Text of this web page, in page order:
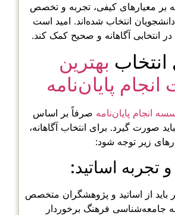
بر معیارهای کیفی، تجربه و تخصص
انتخاب شده‌اند. امید است
در انتخابی آگاهانه و صحیح کمک کند.
انتخاب بهترین
پایان‌نامه
انجام پایان‌نامه صرفاً بر اساس
صورت گیرد. برای انتخاب آگاهانه،
زیر توجه شود:
از اساتید و پژوهشگران متخصص
جامعه‌شناسی فرهنگ برخوردار